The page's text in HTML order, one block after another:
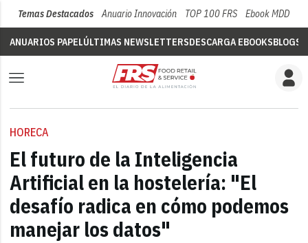
Temas Destacados Anuario Innovación TOP 100 FRS Ebook MDD
ANUARIOS PAPELÚLTIMAS NEWSLETTERSDESCARGA EBOOKSBLOGS
HORECA
El futuro de la Inteligencia
Artificial en la hostelería: "El
desafío radica en cómo podemos
manejar los datos"